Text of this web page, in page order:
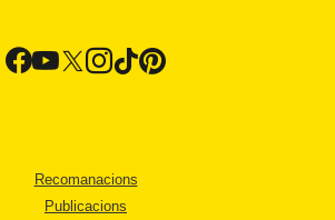
Recomanacions
Publicacions